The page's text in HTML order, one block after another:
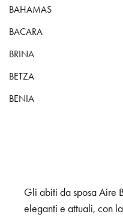
BAHAMAS
BACARA
BRINA
BETZA
BENIA
Gli abiti da sposa Aire
eleganti e attuali, con